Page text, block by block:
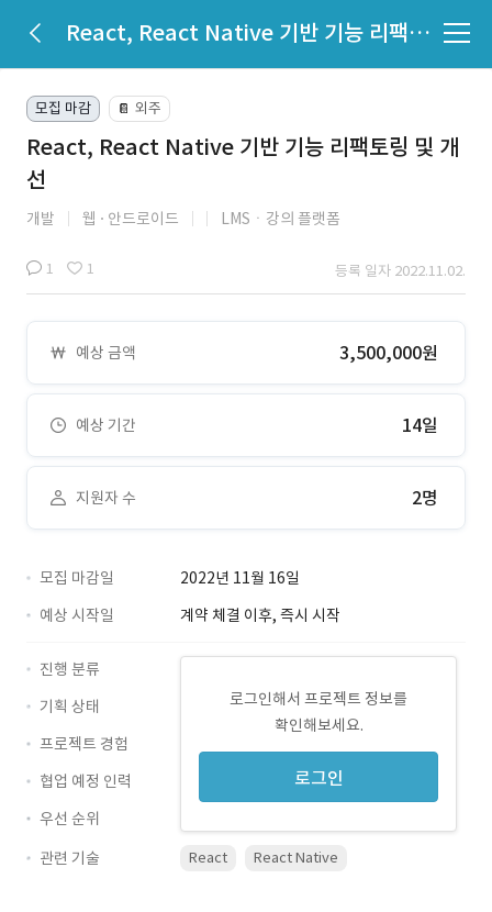
React, React Native 기반 기능 리팩토링 및 개선
모집 마감 📔 외주
React, React Native 기반 기능 리팩토링 및 개
선
개발 웹 안드로이드 LMSㆍ강의 플랫폼
1 1 등록 일자 2022.11.02.
예상 금액 3,500,000원
예상 기간 14일
지원자 수 2명
모집 마감일
2022년 11월 16일
예상 시작일
계약 체결 이후, 즉시 시작
로그인해서 프로젝트 정보를
확인해보세요.
로그인
진행 분류
기획 상태
프로젝트 경험
협업 예정 인력
우선 순위
관련 기술
React React Native